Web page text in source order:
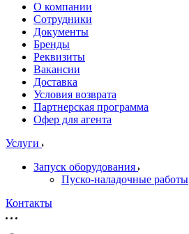
О компании
Сотрудники
Документы
Бренды
Реквизиты
Вакансии
Доставка
Условия возврата
Партнерская программа
Офер для агента
Услуги
Запуск оборудования
Пуско-наладочные работы
Контакты